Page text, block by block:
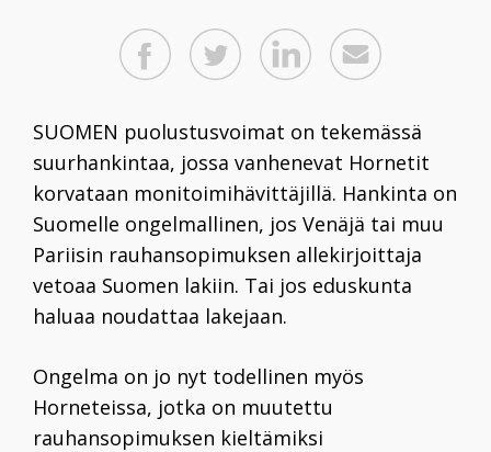
SUOMEN puolustusvoimat on tekemässä
suurhankintaa, jossa vanhenevat Hornetit
korvataan monitoimihävittäjillä. Hankinta on
Suomelle ongelmallinen, jos Venäjä tai muu
Pariisin rauhansopimuksen allekirjoittaja
vetoaa Suomen lakiin. Tai jos eduskunta
haluaa noudattaa lakejaan.
Ongelma on jo nyt todellinen myös
Horneteissa, jotka on muutettu
rauhansopimuksen kieltämiksi